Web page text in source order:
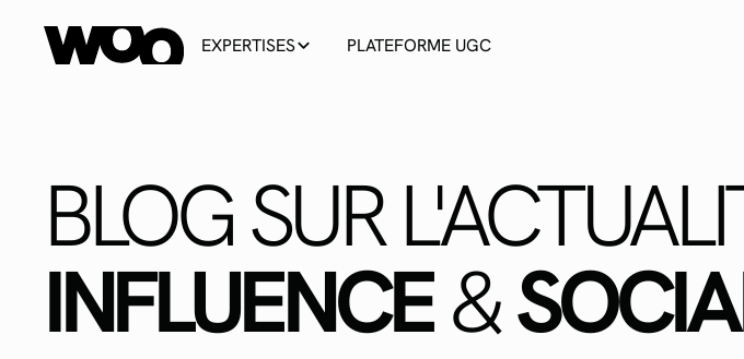
EXPERTISES PLATEFORME UGC
BLOG SUR
INFLUENCE&